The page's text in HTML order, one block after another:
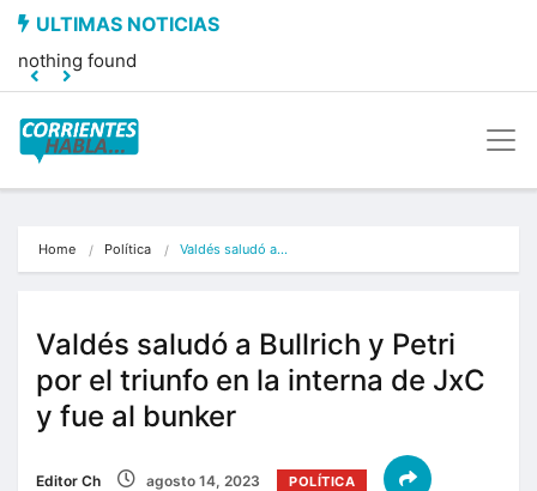
nothing found
Home Política Valdés saludó a…
Valdés saludó a Bullrich y Petri
por el triunfo en la interna de JxC
y fue al bunker
Editor Ch agosto 14, 2023 POLÍTICA